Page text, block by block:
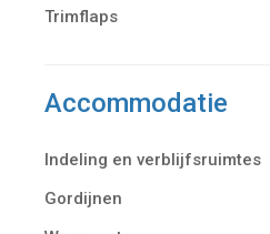
Trimflaps
Accommodatie
Indeling en verblijfsruimtes
Gordijnen